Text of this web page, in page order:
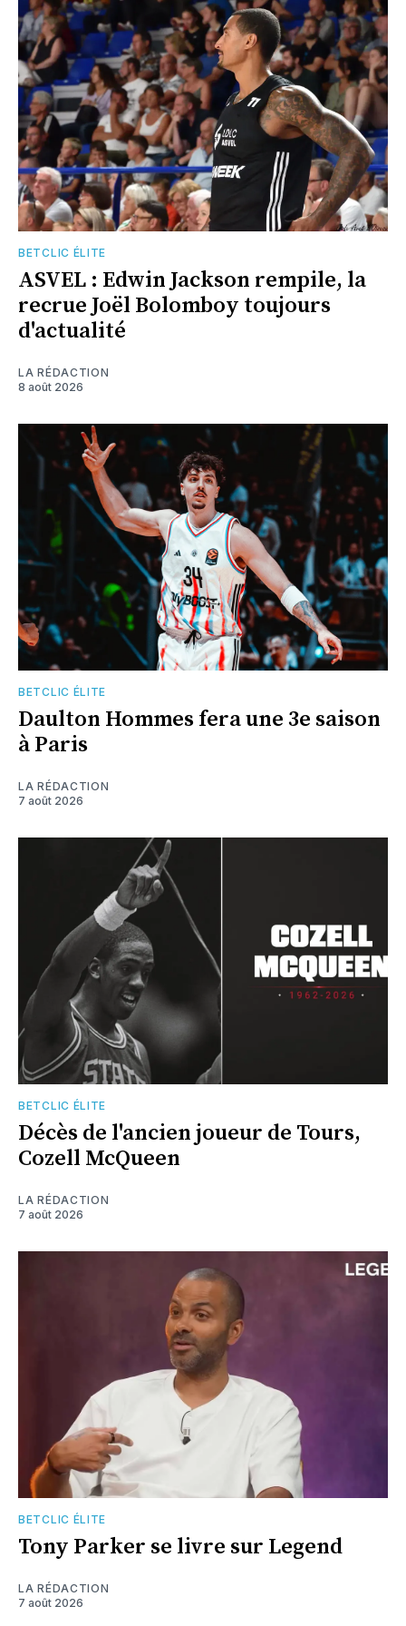
BETCLIC ÉLITE
ASVEL : Edwin Jackson rempile, la
recrue Joël Bolomboy toujours
d'actualité
LA RÉDACTION
8 août 2026
BETCLIC ÉLITE
Daulton Hommes fera une 3e saison
à Paris
LA RÉDACTION
7 août 2026
BETCLIC ÉLITE
Décès de l'ancien joueur de Tours,
Cozell McQueen
LA RÉDACTION
7 août 2026
BETCLIC ÉLITE
Tony Parker se livre sur Legend
LA RÉDACTION
7 août 2026